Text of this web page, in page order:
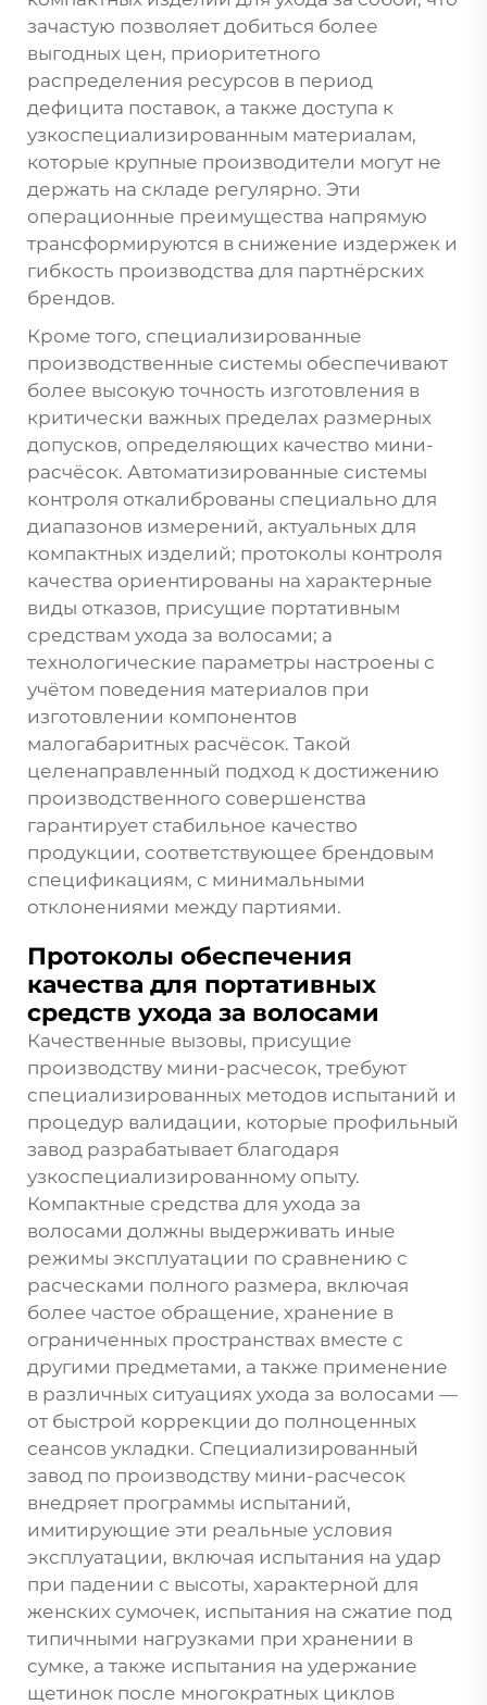
зачастую позволяет добиться более
выгодных цен, приоритетного
распределения ресурсов в период
дефицита поставок, а также доступа к
узкоспециализированным материалам,
которые крупные производители могут не
держать на складе регулярно. Эти
операционные преимущества напрямую
трансформируются в снижение издержек и
гибкость производства для партнёрских
брендов.
Кроме того, специализированные
производственные системы обеспечивают
более высокую точность изготовления в
критически важных пределах размерных
допусков, определяющих качество мини-
расчёсок. Автоматизированные системы
контроля откалиброваны специально для
диапазонов измерений, актуальных для
компактных изделий; протоколы контроля
качества ориентированы на характерные
виды отказов, присущие портативным
средствам ухода за волосами; а
технологические параметры настроены с
учётом поведения материалов при
изготовлении компонентов
малогабаритных расчёсок. Такой
целенаправленный подход к достижению
производственного совершенства
гарантирует стабильное качество
продукции, соответствующее брендовым
спецификациям, с минимальными
отклонениями между партиями.
Протоколы обеспечения
качества для портативных
средств ухода за волосами
Качественные вызовы, присущие
производству мини-расчесок, требуют
специализированных методов испытаний и
процедур валидации, которые профильный
завод разрабатывает благодаря
узкоспециализированному опыту.
Компактные средства для ухода за
волосами должны выдерживать иные
режимы эксплуатации по сравнению с
расческами полного размера, включая
более частое обращение, хранение в
ограниченных пространствах вместе с
другими предметами, а также применение
в различных ситуациях ухода за волосами —
от быстрой коррекции до полноценных
сеансов укладки. Специализированный
завод по производству мини-расчесок
внедряет программы испытаний,
имитирующие эти реальные условия
эксплуатации, включая испытания на удар
при падении с высоты, характерной для
женских сумочек, испытания на сжатие под
типичными нагрузками при хранении в
сумке, а также испытания на удержание
щетинок после многократных циклов